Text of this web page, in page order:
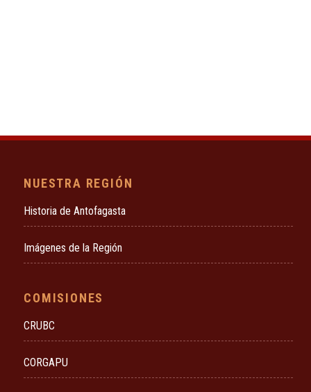
NUESTRA REGIÓN
Historia de Antofagasta
Imágenes de la Región
COMISIONES
CRUBC
CORGAPU